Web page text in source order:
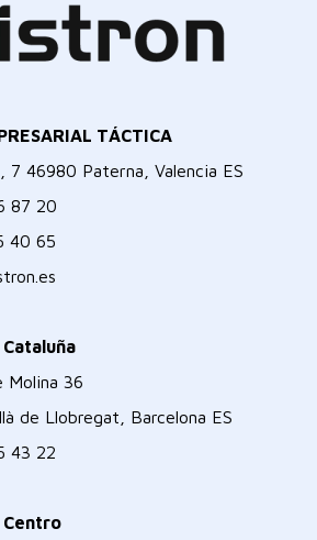
TÁCTICA
7 46980 Paterna, Valencia ES
87 20
40 65
Molina 36
de Llobregat, Barcelona ES
43 22
Centro